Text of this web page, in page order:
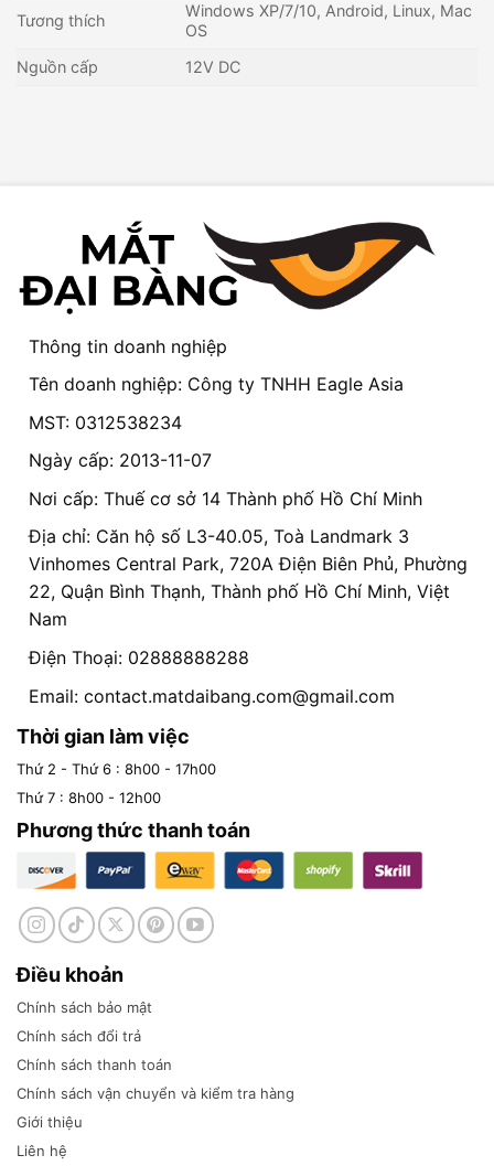
Tương thích
Windows XP/7/10, Android, Linux, Mac
OS
Nguồn cấp
12V DC
Thông tin doanh nghiệp
Tên doanh nghiệp: Công ty TNHH Eagle Asia
MST: 0312538234
Ngày cấp: 2013-11-07
Nơi cấp: Thuế cơ sở 14 Thành phố Hồ Chí Minh
Địa chỉ: Căn hộ số L3-40.05, Toà Landmark 3
Vinhomes Central Park, 720A Điện Biên Phủ, Phường
22, Quận Bình Thạnh, Thành phố Hồ Chí Minh, Việt
Nam
Điện Thoại: 02888888288
Email: contact.matdaibang.com@gmail.com
Thời gian làm việc
Thứ 2 - Thứ 6 : 8h00 - 17h00
Thứ 7 : 8h00 - 12h00
Phương thức thanh toán
Điều khoản
Chính sách bảo mật
Chính sách đổi trả
Chính sách thanh toán
Chính sách vận chuyển và kiểm tra hàng
Giới thiệu
Liên hệ